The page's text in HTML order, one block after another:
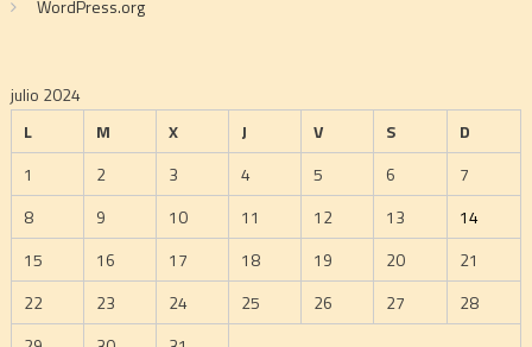
WordPress.org
julio 2024
L
M X J V S
D
1
2 3 4 5 6
7
8
9 10 11 12 13
14
15
16 17 18 19 20
21
22
23 24 25 26 27
28